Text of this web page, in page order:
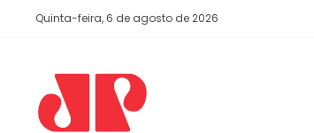
Quinta-feira, 6 de agosto de 2026